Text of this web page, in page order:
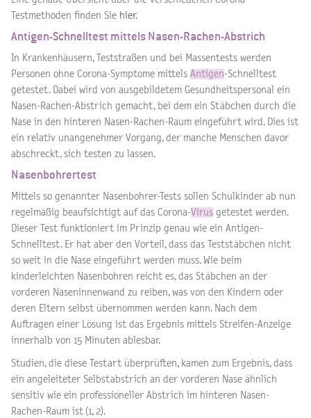
Testmethoden finden Sie hier.
Antigen-Schnelltest mittels Nasen-Rachen-Abstrich
In Krankenhäusern, Teststraßen und bei Massentests werden
Personen ohne Corona-Symptome mittels Antigen-Schnelltest
getestet. Dabei wird von ausgebildetem Gesundheitspersonal ein
Nasen-Rachen-Abstrich gemacht, bei dem ein Stäbchen durch die
Nase in den hinteren Nasen-Rachen-Raum eingeführt wird. Dies ist
ein relativ unangenehmer Vorgang, der manche Menschen davor
abschreckt, sich testen zu lassen.
Nasenbohrertest
Mittels so genannter Nasenbohrer-Tests sollen Schulkinder ab nun
regelmäßig beaufsichtigt auf das Corona-Virus getestet werden.
Dieser Test funktioniert im Prinzip genau wie ein Antigen-
Schnelltest. Er hat aber den Vorteil, dass das Teststäbchen nicht
so weit in die Nase eingeführt werden muss. Wie beim
kinderleichten Nasenbohren reicht es, das Stäbchen an der
vorderen Naseninnenwand zu reiben, was von den Kindern oder
deren Eltern selbst übernommen werden kann. Nach dem
Auftragen einer Lösung ist das Ergebnis mittels Streifen-Anzeige
innerhalb von 15 Minuten ablesbar.
Studien, die diese Testart überprüften, kamen zum Ergebnis, dass
ein angeleiteter Selbstabstrich an der vorderen Nase ähnlich
sensitiv wie ein professioneller Abstrich im hinteren Nasen-
Rachen-Raum ist (1, 2).